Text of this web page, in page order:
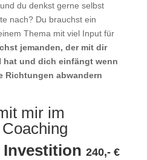
du denkst gerne selbst
nach? Du brauchst ein
Thema mit viel Input für
jemanden, der mit dir
hat und dich einfängt wenn
Richtungen abwandern
mir im
Investition240,- €